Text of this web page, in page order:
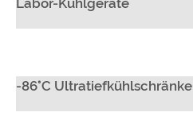
Labor-Kühlgeräte
-86°C Ultratiefkühlschränke